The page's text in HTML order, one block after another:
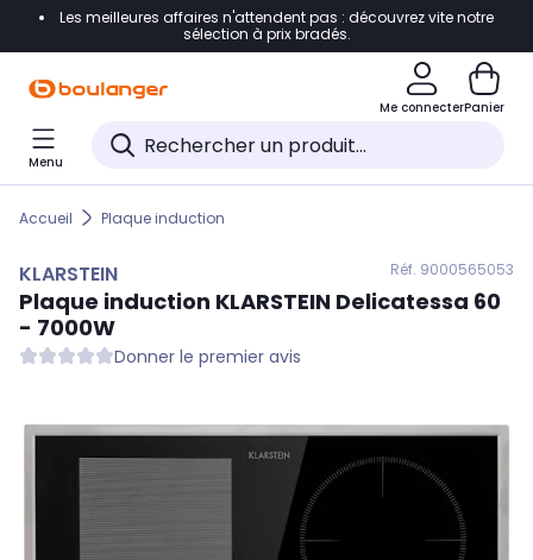
Accéder directement à la navigation
Accéder directement au pied de page
Accéder directement au chatbot
Les meilleures affaires n'attendent pas : découvrez vite notre
sélection à prix bradés.
Me connecterPanier
Menu
Accueil Plaque induction
KLARSTEIN Réf. 9000565053
Plaque induction KLARSTEIN Delicatessa 60
- 7000W
Donner le premier avis